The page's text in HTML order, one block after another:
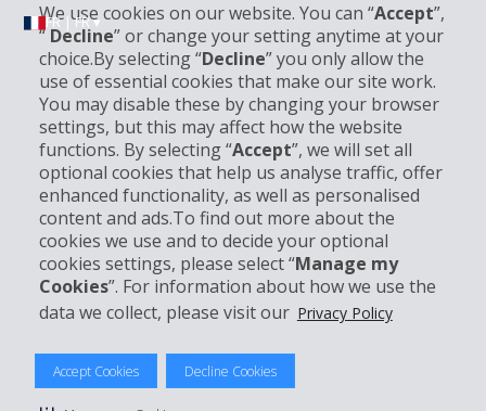
We use cookies on our website. You can “Accept”,
“ Decline” or change your setting anytime at your
choice.By selecting “Decline” you only allow the
use of essential cookies that make our site work.
You may disable these by changing your browser
settings, but this may affect how the website
functions. By selecting “Accept”, we will set all
optional cookies that help us analyse traffic, offer
enhanced functionality, as well as personalised
content and ads.To find out more about the
cookies we use and to decide your optional
cookies settings, please select “Manage my
Cookies”. For information about how we use the
data we collect, please visit our Privacy Policy
Accept Cookies Decline Cookies
FR | FR ▾
Informations sur l'entreprise
Entreprise
Support client
Réserver avec Hertz
© 2026 The Hertz System, Inc.